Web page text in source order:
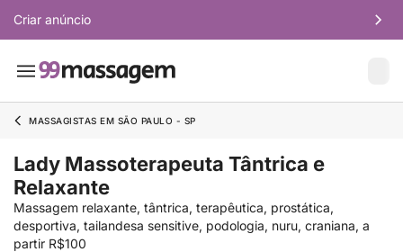
Criar anúncio
MASSAGISTAS EM SÃO PAULO - SP
Lady Massoterapeuta Tântrica e
Relaxante
Massagem relaxante, tântrica, terapêutica, prostática,
desportiva, tailandesa sensitive, podologia, nuru, craniana, a
partir R$100